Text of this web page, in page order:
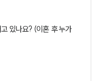
있나요? (이혼 후 누가